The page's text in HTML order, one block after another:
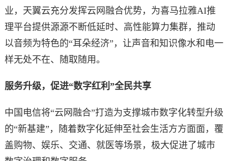
业，天翼云充分发挥云网融合优势，为喜马拉雅AI推
理平台提供源源不断低延时、高性能算力集群，推动
以音频为特色的“耳朵经济”，让声音和知识像水和电一
样无处不在、随取随用。
服务升级，促进“数字红利”全民共享
中国电信将“云网融合”打造为支撑城市数字化转型升级
的“新基建”，随着数字化延伸至社会生活方方面面，覆
盖购物、娱乐、交通、就医等场景，极大促进了城市